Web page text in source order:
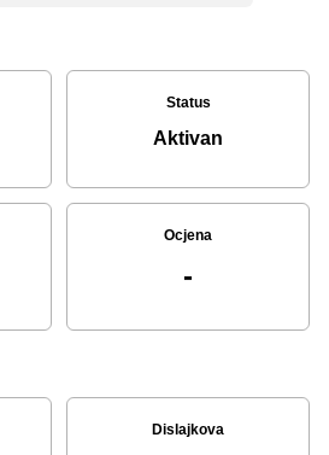
Status
Aktivan
Ocjena
-
Dislajkova